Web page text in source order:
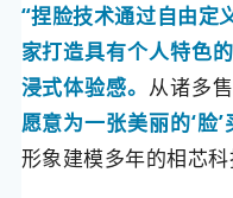
“捏脸技术通过自由定
家打造具有个人特色
浸式体验感。 从诸多
愿意为一张美丽的‘脸
形象建模多年的相芯